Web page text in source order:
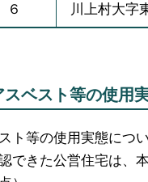
６ 川上村大字
ベスト等の使用
ト等の使用実態につ
できた公営住宅は、